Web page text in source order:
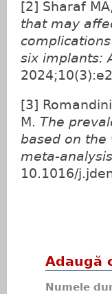
[2] Sharaf
that may
six implants:
[3]
M. The
based on
meta-
10.1016/
Adaugă
Numele